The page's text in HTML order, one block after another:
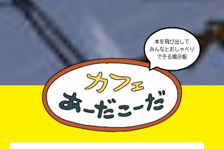
みんなとおしゃべり
できる掲示板